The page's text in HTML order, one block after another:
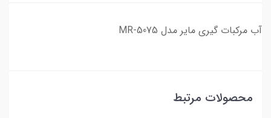
آب مرکبات گیری مایر مدل MR-5075
محصولات مرتبط